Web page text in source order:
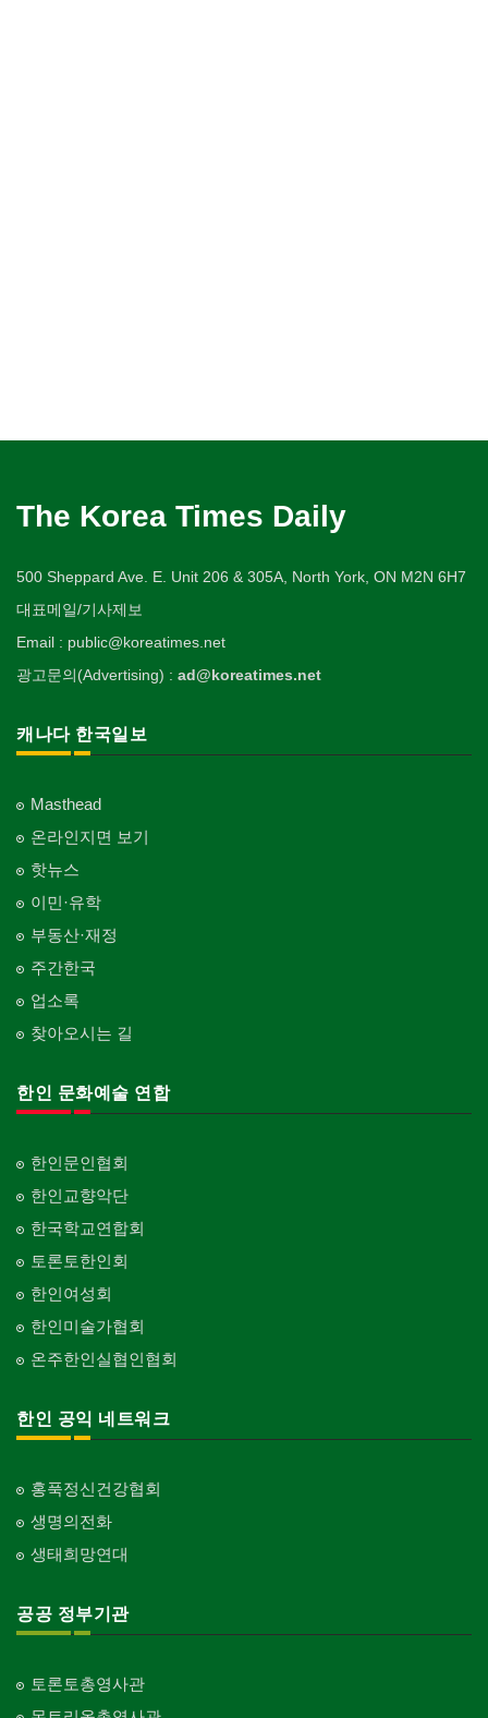
The Korea Times Daily
500 Sheppard Ave. E. Unit 206 & 305A, North York, ON M2N 6H7
대표메일/기사제보
Email : public@koreatimes.net
광고문의(Advertising) : ad@koreatimes.net
캐나다 한국일보
Masthead
온라인지면 보기
핫뉴스
이민·유학
부동산·재정
주간한국
업소록
찾아오시는 길
한인 문화예술 연합
한인문인협회
한인교향악단
한국학교연합회
토론토한인회
한인여성회
한인미술가협회
온주한인실협인협회
한인 공익 네트워크
홍푹정신건강협회
생명의전화
생태희망연대
공공 정부기관
토론토총영사관